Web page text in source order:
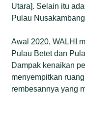
Utara]. Selain itu
Pulau
Awal 2020, WALHI
Pulau Betet dan
Dampak kenaikan
menyempitkan
rembesannya yang